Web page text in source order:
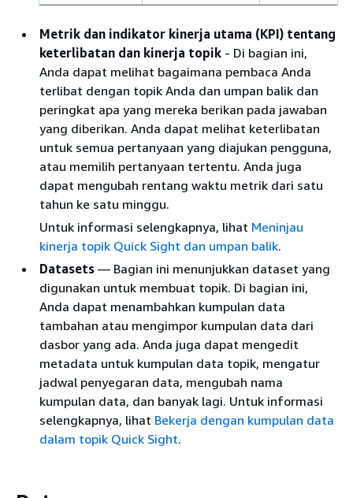
Metrik dan indikator kinerja utama (KPI) tentang
keterlibatan dan kinerja topik - Di bagian ini,
Anda dapat melihat bagaimana pembaca Anda
terlibat dengan topik Anda dan umpan balik dan
peringkat apa yang mereka berikan pada jawaban
yang diberikan. Anda dapat melihat keterlibatan
untuk semua pertanyaan yang diajukan pengguna,
atau memilih pertanyaan tertentu. Anda juga
dapat mengubah rentang waktu metrik dari satu
tahun ke satu minggu.
Untuk informasi selengkapnya, lihat Meninjau
kinerja topik Quick Sight dan umpan balik.
Datasets — Bagian ini menunjukkan dataset yang
digunakan untuk membuat topik. Di bagian ini,
Anda dapat menambahkan kumpulan data
tambahan atau mengimpor kumpulan data dari
dasbor yang ada. Anda juga dapat mengedit
metadata untuk kumpulan data topik, mengatur
jadwal penyegaran data, mengubah nama
kumpulan data, dan banyak lagi. Untuk informasi
selengkapnya, lihat Bekerja dengan kumpulan data
dalam topik Quick Sight.